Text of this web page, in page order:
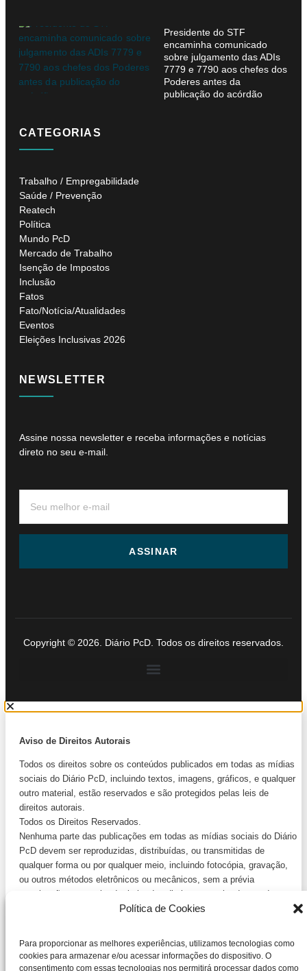
Política de Cookies
Para proporcionar as melhores experiências, utilizamos tecnologias como
cookies para armazenar e/ou acessar informações do dispositivo. O
consentimento com essas tecnologias nos permitirá processar dados como
Presidente do STF
encaminha comunicado
sobre julgamento das ADIs
7779 e 7790 aos chefes dos
Poderes antes da
publicação do acórdão
CATEGORIAS
Trabalho / Empregabilidade
Saúde / Prevenção
Reatech
Política
Mundo PcD
Mercado de Trabalho
Isenção de Impostos
Inclusão
Fatos
Fato/Notícia/Atualidades
Eventos
Eleições Inclusivas 2026
NEWSLETTER
Assine nossa newsletter e receba informações e notícias
direto no seu e-mail.
ASSINAR
Copyright © 2026. Diário PcD. Todos os direitos reservados.
Aviso de Direitos Autorais
Todos os direitos sobre os conteúdos publicados em todas as mídias
sociais do Diário PcD, incluindo textos, imagens, gráficos, e qualquer
outro material, estão reservados e são protegidos pelas leis de
direitos autorais.
Todos os Direitos Reservados.
Nenhuma parte das publicações em todas as mídias sociais do Diário
PcD devem ser reproduzidas, distribuídas, ou transmitidas de
qualquer forma ou por qualquer meio, incluindo fotocópia, gravação,
ou outros métodos eletrônicos ou mecânicos, sem a prévia
autorização por escrito do titular dos direitos autorais, de acordo com
jornalismopcd@gmail.com
ou telefone 11.99699 9955
A infração dos direitos autorais é uma violação de Lei Federal 9.610,